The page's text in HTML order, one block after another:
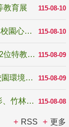
115-08-10
教育展
115-08-10
教育部鼓勵大專校院推動「社會情緒學習與校園心理健康促進計畫」 培育校園「心」韌性
115-08-09
青年百億海外圓夢基金計畫「無礙征途」 12位特教與弱勢青年勇闖西班牙 跨越感官限制見證生命蛻變
115-08-09
國教署補助22縣市積極推動「改善無障礙校園環境計畫」 打造友善、安全、無礙學習空間
115-08-08
青年壯遊點精選夏夜限定避暑提案 漫天蝠影、竹林尋蛙、茶香夜觀 邀青年暮色出發
RSS 更多